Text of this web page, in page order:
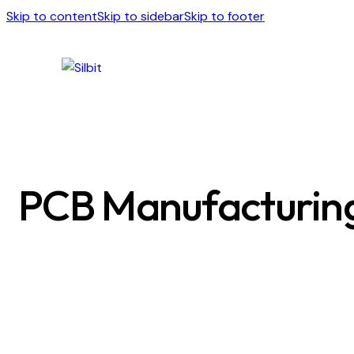
Skip to contentSkip to sidebarSkip to footer
PCB